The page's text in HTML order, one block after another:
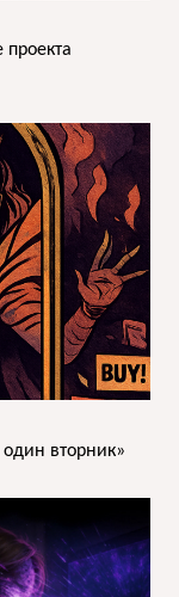
проекта
вторник»